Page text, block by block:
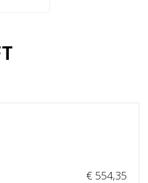
€ 554,35